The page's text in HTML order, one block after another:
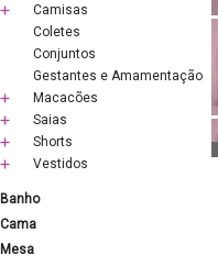
Camisas
Coletes
Conjuntos
Gestantes e Amamentação
Macacões
Saias
Shorts
Vestidos
Banho
Cama
Mesa